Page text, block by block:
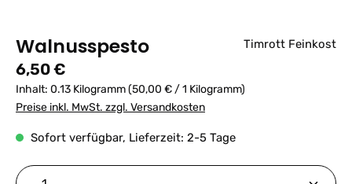
Walnusspesto
Timrott Feinkost
Regulärer Preis:
6,50 €
Inhalt: 0.13 Kilogramm(50,00 € / 1 Kilogramm)
Preise inkl. MwSt. zzgl. Versandkosten
Sofort verfügbar, Lieferzeit: 2-5 Tage
Produkt Anzahl: Gib den gewünschten Wert ein